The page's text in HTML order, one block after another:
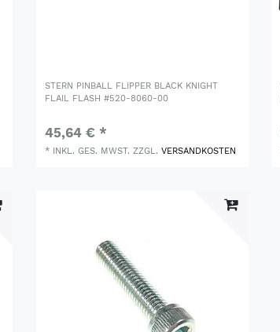
STERN PINBALL FLIPPER BLACK KNIGHT
FLAIL FLASH #520-8060-00
45,64 € *
* INKL. GES. MWST. ZZGL.VERSANDKOSTEN